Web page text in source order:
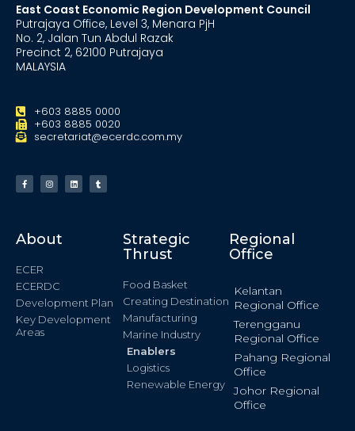
East Coast Economic Region Development Council
Putrajaya Office, Level 3, Menara PjH
No. 2, Jalan Tun Abdul Razak
Precinct 2, 62100 Putrajaya
MALAYSIA
+603 8885 0000
+603 8885 0020
secretariat@ecerdc.com.my
About
ECER
ECERDC
Development Plan
Key Development
Areas
Strategic
Thrust
Food Basket
Creating Destination
Manufacturing
Marine Industry
Enablers
Logistics
Renewable Energy
Regional
Office
Kelantan
Regional Office
Terengganu
Regional Office
Pahang Regional
Office
Johor Regional
Office